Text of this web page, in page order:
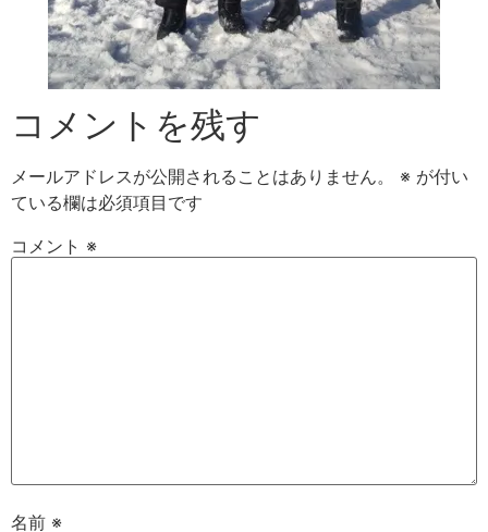
コメントを残す
メールアドレスが公開されることはありません。 ※ が付い
ている欄は必須項目です
コメント ※
名前 ※